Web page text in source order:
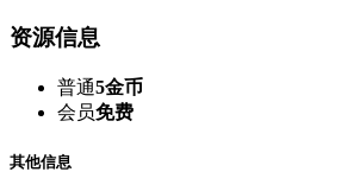
资源信息
普通5金币
会员免费
其他信息